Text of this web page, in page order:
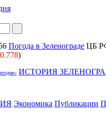
Погода в Зеленограде ЦБ
)
ИСТОРИЯ
Экономика Публикации